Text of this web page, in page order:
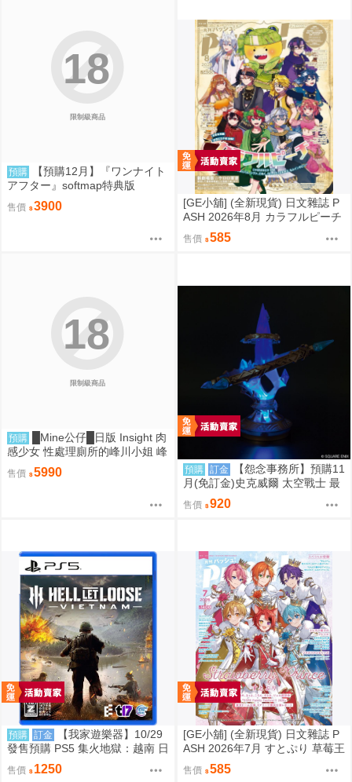
限制級商品
18
預購
【預購12月】『ワンナイト
アフター』softmap特典版
售價 3900
[GE小舖] (全新現貨) 日文雜誌 P
ASH 2026年8月 カラフルピーチ
からぴち Colorful Peach
售價 585
限制級商品
18
預購
█Mine公仔█日版 Insight 肉
感少女 性處理廁所的峰川小姐 峰
川さん 1/5 PMMA D9263
售價 5990 預購 訂金
【怨念事務所】預購11
月(免訂金)史克威爾 太空戰士 最
終幻想 FF14 以太之光 微縮模型
小夜燈 三次再販 0824
售價 920
預購 訂金
【我家遊樂器】10/29
發售預購 PS5 集火地獄：越南 日
售價 1250
[GE小舖] (全新現貨) 日文雜誌 P
ASH 2026年7月 すとぷり 草莓王
子 魔法帽的工作室
售價 585